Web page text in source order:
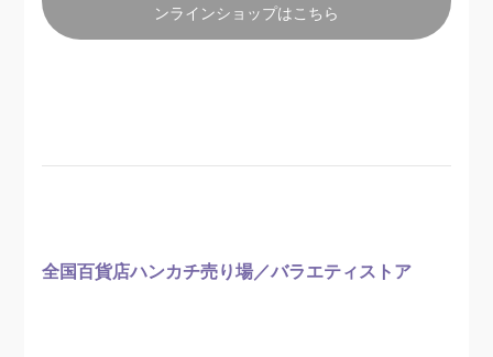
ンラインショップはこちら
全国百貨店ハンカチ売り場／バラエティストア